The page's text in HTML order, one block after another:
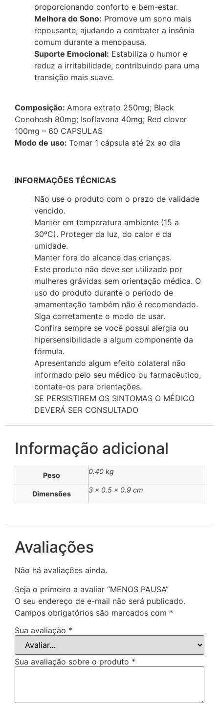
proporcionando conforto e bem-estar.
Melhora do Sono: Promove um sono mais
repousante, ajudando a combater a insônia
comum durante a menopausa.
Suporte Emocional: Estabiliza o humor e
reduz a irritabilidade, contribuindo para uma
transição mais suave.
Composição: Amora extrato 250mg; Black
Conohosh 80mg; Isoflavona 40mg; Red clover
100mg – 60 CAPSULAS
Modo de uso: Tomar 1 cápsula até 2x ao dia
INFORMAÇÕES TÉCNICAS
Não use o produto com o prazo de validade
vencido.
Manter em temperatura ambiente (15 a
30ºC). Proteger da luz, do calor e da
umidade.
Manter fora do alcance das crianças.
Este produto não deve ser utilizado por
mulheres grávidas sem orientação médica. O
uso do produto durante o período de
amamentação também não é recomendado.
Siga corretamente o modo de usar.
Confira sempre se você possui alergia ou
hipersensibilidade a algum componente da
fórmula.
Apresentando algum efeito colateral não
informado pelo seu médico ou farmacêutico,
contate-os para orientações.
SE PERSISTIREM OS SINTOMAS O MÉDICO
DEVERÁ SER CONSULTADO
Informação adicional
Peso 0.40 kg
Dimensões 3 × 0.5 × 0.9 cm
Avaliações
Não há avaliações ainda.
Seja o primeiro a avaliar “MENOS PAUSA”
O seu endereço de e-mail não será publicado.
Campos obrigatórios são marcados com *
Sua avaliação *
Sua avaliação sobre o produto *